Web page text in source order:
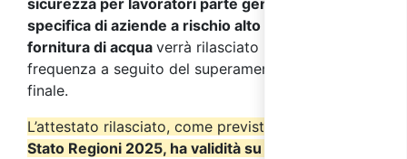
sicurezza per lavoratori parte generale + parte
specifica di aziende a rischio alto del settore
fornitura di acqua verrà rilasciato un attestato di
frequenza a seguito del superamento del test
finale.
L’attestato rilasciato, come previsto dall’
Stato Regioni 2025, ha validità su tutto il territorio